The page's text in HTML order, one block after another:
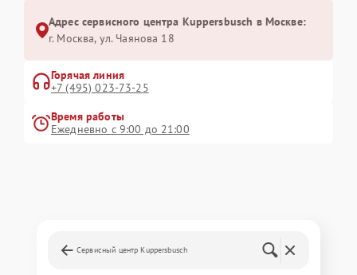
Адрес сервисного центра Kuppersbusch в Москве:
г. Москва, ул. Чаянова 18
Горячая линия
+7 (495) 023-73-25
Время работы
Ежедневно с 9:00 до 21:00
Сервисный центр Kuppersbusch